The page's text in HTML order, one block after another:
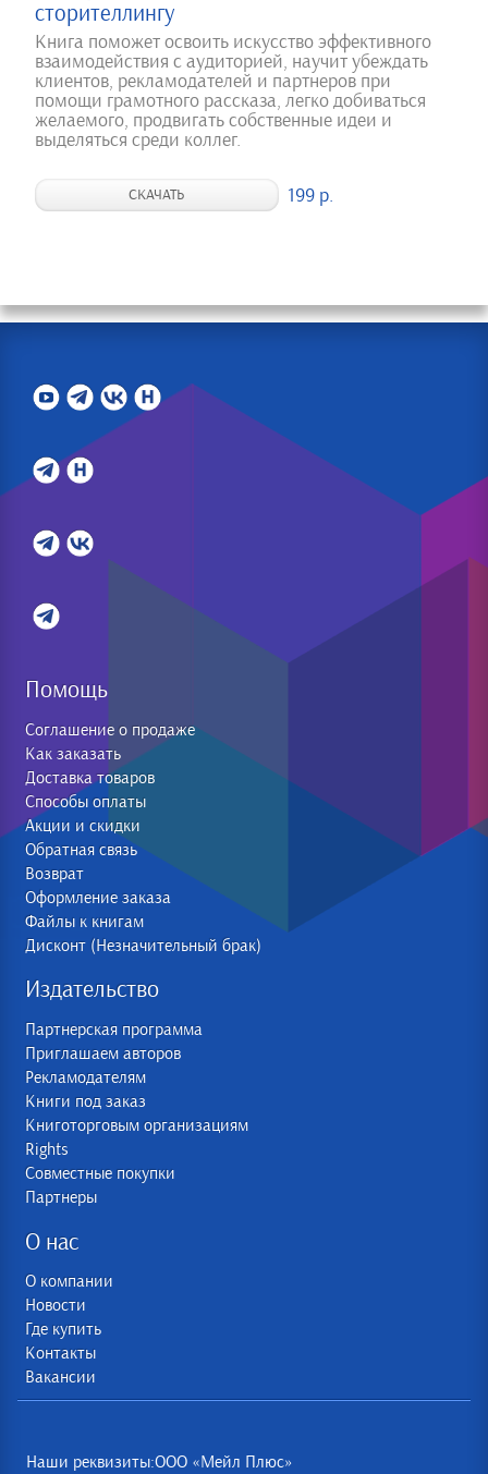
сторителлингу
Книга поможет освоить искусство эффективного
взаимодействия с аудиторией, научит убеждать
клиентов, рекламодателей и партнеров при
помощи грамотного рассказа, легко добиваться
желаемого, продвигать собственные идеи и
выделяться среди коллег.
СКАЧАТЬ 199 р.
Помощь
Соглашение о продаже
Как заказать
Доставка товаров
Способы оплаты
Акции и скидки
Обратная связь
Возврат
Оформление заказа
Файлы к книгам
Дисконт (Незначительный брак)
Издательство
Партнерская программа
Приглашаем авторов
Рекламодателям
Книги под заказ
Книготорговым организациям
Rights
Совместные покупки
Партнеры
О нас
О компании
Новости
Где купить
Контакты
Вакансии
Наши реквизиты:ООО «Мейл Плюс»